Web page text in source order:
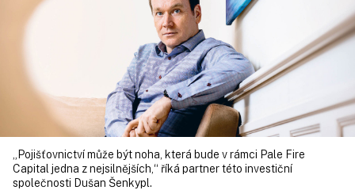
„Pojišťovnictví může být noha, která bude v rámci Pale Fire
Capital jedna z nejsilnějších,“ říká partner této investiční
společnosti Dušan Šenkypl.